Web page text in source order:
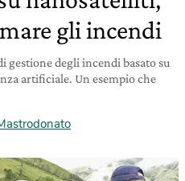
gli incendi
gestione degli incendi basato su
artificiale. Un esempio che